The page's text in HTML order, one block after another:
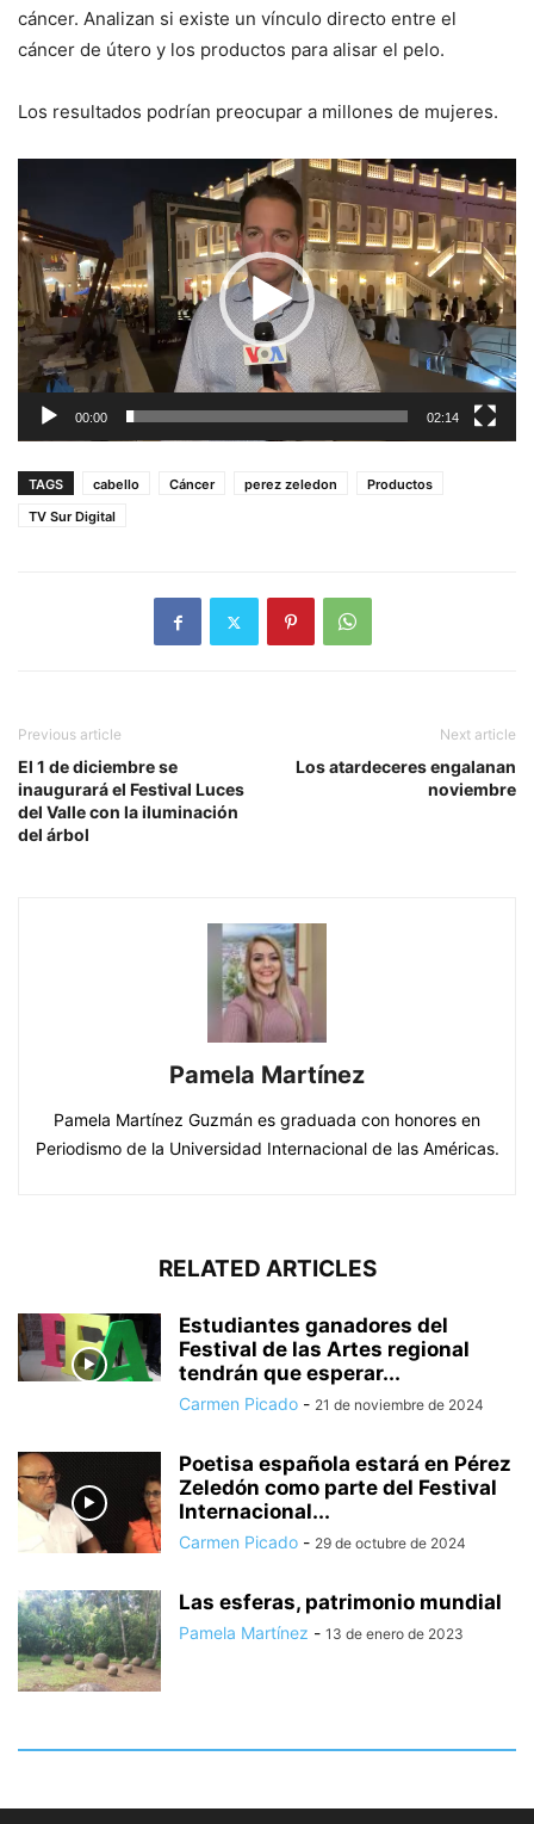
cáncer. Analizan si existe un vínculo directo entre el
cáncer de útero y los productos para alisar el pelo.
Los resultados podrían preocupar a millones de mujeres.
de
vídeo
00:00 02:14
TAGS cabello Cáncer perez zeledon
Productos
TV Sur Digital
Previous article
El 1 de diciembre se
inaugurará el Festival Luces
del Valle con la iluminación
del árbol
Next article
Los atardeceres engalanan
noviembre
Pamela Martínez
Pamela Martínez Guzmán es graduada con honores en
Periodismo de la Universidad Internacional de las Américas.
RELATED ARTICLES
Estudiantes ganadores del
Festival de las Artes regional
tendrán que esperar...
Carmen Picado - 21 de noviembre de 2024
Poetisa española estará en Pérez
Zeledón como parte del Festival
Internacional...
Carmen Picado - 29 de octubre de 2024
Las esferas, patrimonio mundial
Pamela Martínez - 13 de enero de 2023